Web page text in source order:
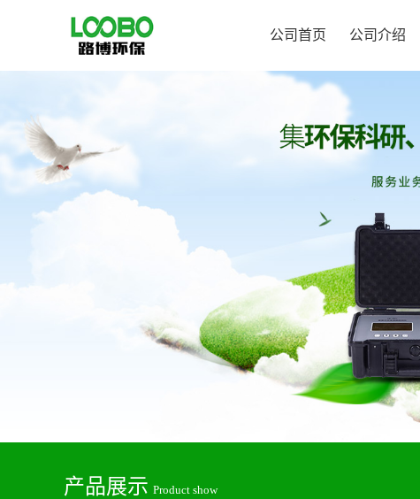
公司首页 公司介绍
产品展示 Product show